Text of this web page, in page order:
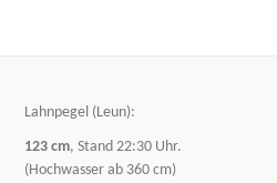
Lahnpegel (Leun):
123 cm, Stand 22:30 Uhr.
(Hochwasser ab 360 cm)